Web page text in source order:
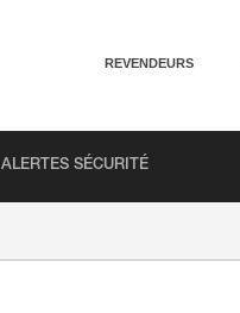
REVENDEURS
ALERTES SÉCURITÉ